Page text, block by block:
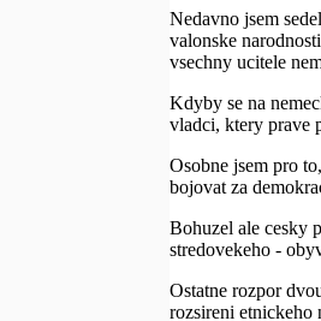
Nedavno jsem
valonske
vsechny ucitele
Kdyby se na
vladci, ktery prave
Osobne jsem pro
bojovat za
Bohuzel ale cesky
stredovekeho -
Ostatne rozpor
rozsireni etnickeho